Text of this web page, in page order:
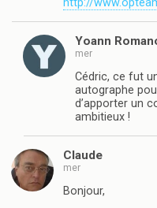
http://
Yoann
mer
Cédric, ce fut
autographe
d’apporter un
ambitieux !
Claude
mer
Bonjour,